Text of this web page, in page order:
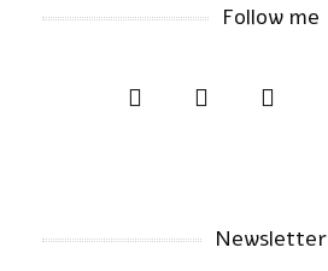
Follow me
Newsletter